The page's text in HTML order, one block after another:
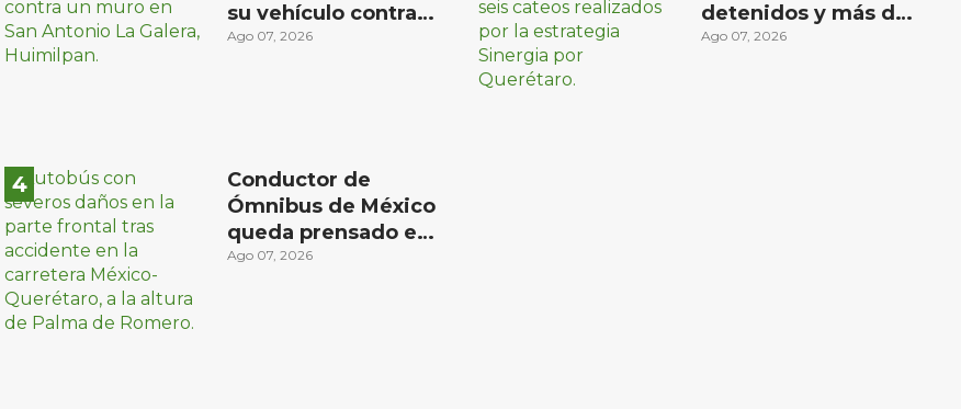
su vehículo contra
un muro en
Ago 07, 2026
Conductor de
Ómnibus de México
queda prensado en
choque con
Ago 07, 2026
detenidos y más de
mil dosis
Ago 07, 2026